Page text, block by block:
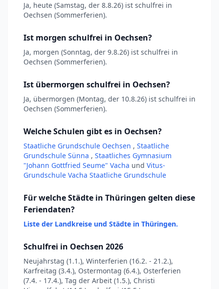
Ja, heute (Samstag, der 8.8.26) ist schulfrei in
Oechsen (Sommerferien).
Ist morgen schulfrei in Oechsen?
Ja, morgen (Sonntag, der 9.8.26) ist schulfrei in
Oechsen (Sommerferien).
Ist übermorgen schulfrei in Oechsen?
Ja, übermorgen (Montag, der 10.8.26) ist schulfrei in
Oechsen (Sommerferien).
Welche Schulen gibt es in Oechsen?
Staatliche Grundschule Oechsen , Staatliche
Grundschule Sünna , Staatliches Gymnasium
"Johann Gottfried Seume" Vacha und Vitus-
Grundschule Vacha Staatliche Grundschule
Für welche Städte in Thüringen gelten diese
Feriendaten?
Liste der Landkreise und Städte in Thüringen.
Schulfrei in Oechsen 2026
Neujahrstag (1.1.), Winterferien (16.2. - 21.2.),
Karfreitag (3.4.), Ostermontag (6.4.), Osterferien
(7.4. - 17.4.), Tag der Arbeit (1.5.), Christi